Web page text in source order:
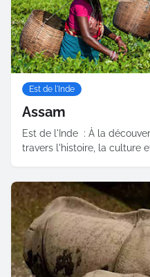
Est de l'Inde
Assam
Est de l'Inde : À la
travers l'histoire, la culture